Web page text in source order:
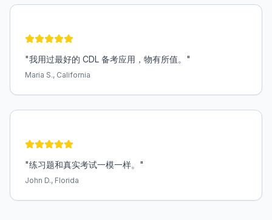
"我用过最好的 CDL 备考应用，物有所值。 "
Maria S., California
"练习题和真实考试一模一样。 "
John D., Florida